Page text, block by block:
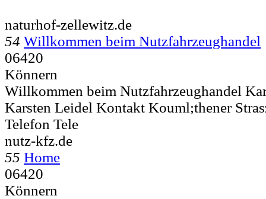
naturhof-zellewitz.de
54 Willkommen beim Nutzfahrzeughandel
06420
Könnern
Willkommen beim Nutzfahrzeughandel
Karsten Leidel Kontakt Kouml;thener
Telefon Tele
nutz-kfz.de
55 Home
06420
Könnern